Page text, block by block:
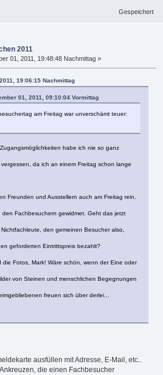
Gespeichert
2011
01, 2011, 19:48:48 Nachmittag »
19:06:15 Nachmittag
01, 2011, 09:10:04 Vormittag
am Freitag war unverschämt teuer:
habe ich nie so ganz
da ich an einem Freitag schon lange
Freunden und Ausstellern auch am Freitag rein.
den Fachbesuchern gewidmet. Geht das jetzt
den gemeinen Besucher also,
geforderten Eintrittspreis bezahlt?
Fotos, Mark! Wäre schön, wenn der Eine oder
von Steinen und menschlichen Begegnungen
freuen sich über derlei...
ausfüllen mit Adresse, E-Mail, etc..
die einen Fachbesucher